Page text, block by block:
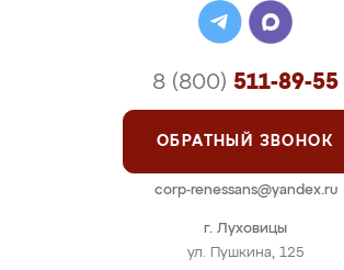
г. Луховицы
ул. Пушкина, 125
8 (800) 511-89-55
ОБРАТНЫЙ ЗВОНОК
corp-renessans@yandex.ru